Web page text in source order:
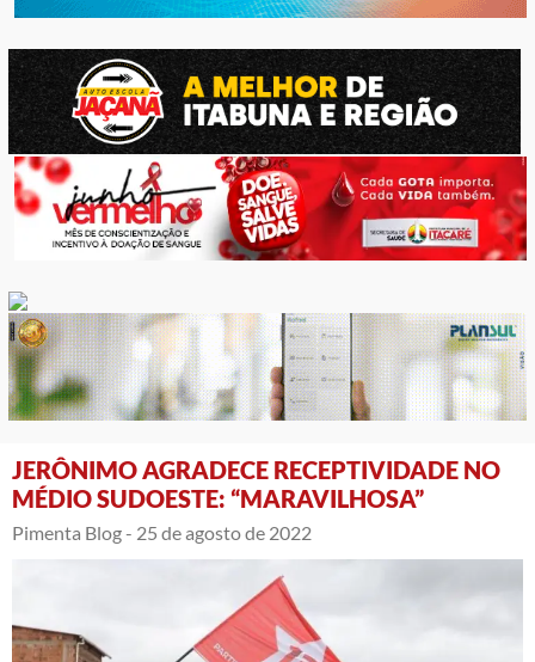
JERÔNIMO AGRADECE RECEPTIVIDADE NO
MÉDIO SUDOESTE: “MARAVILHOSA”
Pimenta Blog - 25 de agosto de 2022